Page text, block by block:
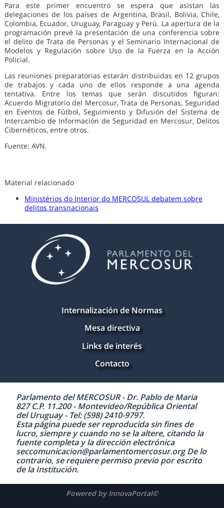
Para este primer encuentro se espera que asistan las
delegaciones de los países de Argentina, Brasil, Bolivia, Chile,
Colombia, Ecuador, Uruguay, Paraguay y Perú. La apertura de la
programación prevé la presentación de una conferencia sobre
el delito de Trata de Personas y el Seminario Internacional de
Modelos y Regulación sobre Uso de la Fuerza en la Acción
Policial.
Las reuniones preparatorias estarán distribuidas en 12 grupos
de trabajos y cada uno de ellos responde a una agenda
tentativa. Entre los temas que serán discutidos figuran:
Acuerdo Migratorio del Mercosur, Trata de Personas, Seguridad
en Eventos de Fútbol, Seguimiento y Difusión del Sistema de
Intercambio de Información de Seguridad en Mercosur, Delitos
Cibernéticos, entre otros.
Fuente: AVN.
Material relacionado
Ministérios do Interior do MERCOSUL debatem sobre
delitos transnacionais
Internalización de Normas
Mesa directiva
Links de interés
Contacto
Parlamento del MERCOSUR - Dr. Pablo de Maria
827 C.P. 11.200 - Montevideo/República Oriental
del Uruguay - Tel: (598) 2410-9797.
Esta página puede ser reproducida sin fines de
lucro, siempre y cuando no se la altere, citando la
fuente completa y la dirección electrónica
seccomunicacion@parlamentomercosur.org De lo
contrario, se requiere permiso previo por escrito
de la Institución.
Powered by InnovaPortal©